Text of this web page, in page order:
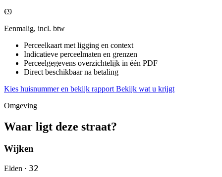
€9
Eenmalig, incl. btw
Perceelkaart met ligging en context
Indicatieve perceelmaten en grenzen
Perceelgegevens overzichtelijk in één PDF
Direct beschikbaar na betaling
Kies huisnummer en bekijk rapport Bekijk wat u krijgt
Omgeving
Waar ligt deze straat?
Wijken
Elden · 32